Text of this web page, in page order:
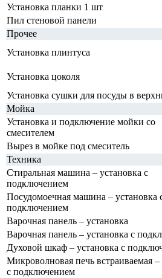
Установка планки 1 шт
Пил стеновой панели
Прочее
Установка плинтуса
Установка цоколя
Установка сушки для посуды в
Мойка
Установка и подключение мойки со
смесителем
Вырез в мойке под смеситель
Техника
Стиральная машина – установка с
подключением
Посудомоечная машина – установка
подключением
Варочная панель – установка
Варочная панель – установка с
Духовой шкаф – установка с
Микроволновая печь встраиваемая –
с подключением